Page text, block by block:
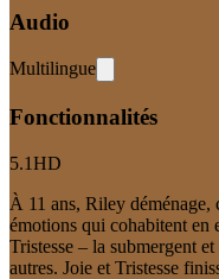
Audio
Multilingue
Fonctionnalités
5.1HD
À 11 ans, Riley
émotions qui cohabitent en
Tristesse – la submergent
autres. Joie et Tristesse